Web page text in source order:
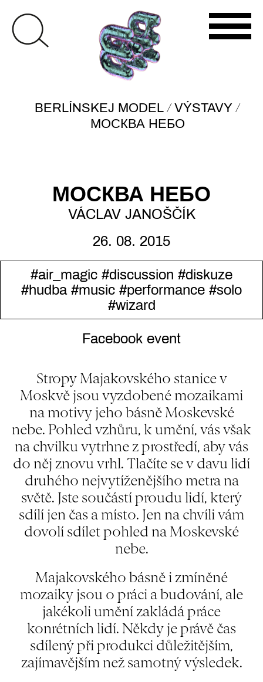
BERLÍNSKEJ MODEL /VÝSTAVY /
МОСКВА НЕБО
МОСКВА НЕБО
VÁCLAV JANOŠČÍK
26. 08. 2015
#air_magic #discussion #diskuze
#hudba #music #performance #solo
#wizard
Facebook event
Stropy Majakovského stanice v
Moskvě jsou vyzdobené mozaikami
na motivy jeho básně Moskevské
nebe. Pohled vzhůru, k umění, vás však
na chvilku vytrhne z prostředí, aby vás
do něj znovu vrhl. Tlačíte se v davu lidí
druhého nejvytíženějšího metra na
světě. Jste součástí proudu lidí, který
sdílí jen čas a místo. Jen na chvíli vám
dovolí sdílet pohled na Moskevské
nebe.
Majakovského básně i zmíněné
mozaiky jsou o práci a budování, ale
jakékoli umění zakládá práce
konrétních lidí. Někdy je právě čas
sdílený při produkci důležitějším,
zajímavějším než samotný výsledek.